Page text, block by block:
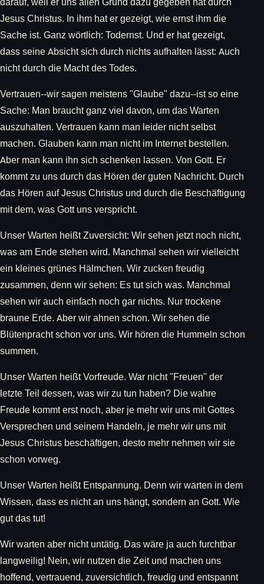
Jesus Christus. In ihm hat er gezeigt, wie ernst ihm die
Sache ist. Ganz wörtlich: Todernst. Und er hat gezeigt,
dass seine Absicht sich durch nichts aufhalten lässt: Auch
nicht durch die Macht des Todes.
Vertrauen--wir sagen meistens "Glaube" dazu--ist so eine
Sache: Man braucht ganz viel davon, um das Warten
auszuhalten. Vertrauen kann man leider nicht selbst
machen. Glauben kann man nicht im Internet bestellen.
Aber man kann ihn sich schenken lassen. Von Gott. Er
kommt zu uns durch das Hören der guten Nachricht. Durch
das Hören auf Jesus Christus und durch die Beschäftigung
mit dem, was Gott uns verspricht.
Unser Warten heißt Zuversicht: Wir sehen jetzt noch nicht,
was am Ende stehen wird. Manchmal sehen wir vielleicht
ein kleines grünes Hälmchen. Wir zucken freudig
zusammen, denn wir sehen: Es tut sich was. Manchmal
sehen wir auch einfach noch gar nichts. Nur trockene
braune Erde. Aber wir ahnen schon. Wir sehen die
Blütenpracht schon vor uns. Wir hören die Hummeln schon
summen.
Unser Warten heißt Vorfreude. War nicht "Freuen" der
letzte Teil dessen, was wir zu tun haben? Die wahre
Freude kommt erst noch, aber je mehr wir uns mit Gottes
Versprechen und seinem Handeln, je mehr wir uns mit
Jesus Christus beschäftigen, desto mehr nehmen wir sie
schon vorweg.
Unser Warten heißt Entspannung. Denn wir warten in dem
Wissen, dass es nicht an uns hängt, sondern an Gott. Wie
gut das tut!
Wir warten aber nicht untätig. Das wäre ja auch furchtbar
langweilig! Nein, wir nutzen die Zeit und machen uns
hoffend, vertrauend, zuversichtlich, freudig und entspannt